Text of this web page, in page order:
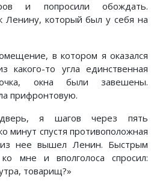
и попросили обождать.
который был у себя на
в котором я оказался
какого-то угла единственная
окна были завешены.
прифронтовую.
я шагов через пять
минут спустя противоположная
нее вышел Ленин. Быстрым
мне и вполголоса спросил:
товарищ?»